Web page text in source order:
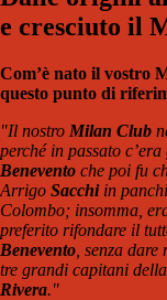
e cresciuto il
Com’è nato il vostro
questo punto di
"Il nostro Milan Club
perché in passato
Benevento che poi fu
Arrigo Sacchiin
Colombo; insomma,
preferito rifondare il
Benevento , senza
tre grandi capitani
Rivera."